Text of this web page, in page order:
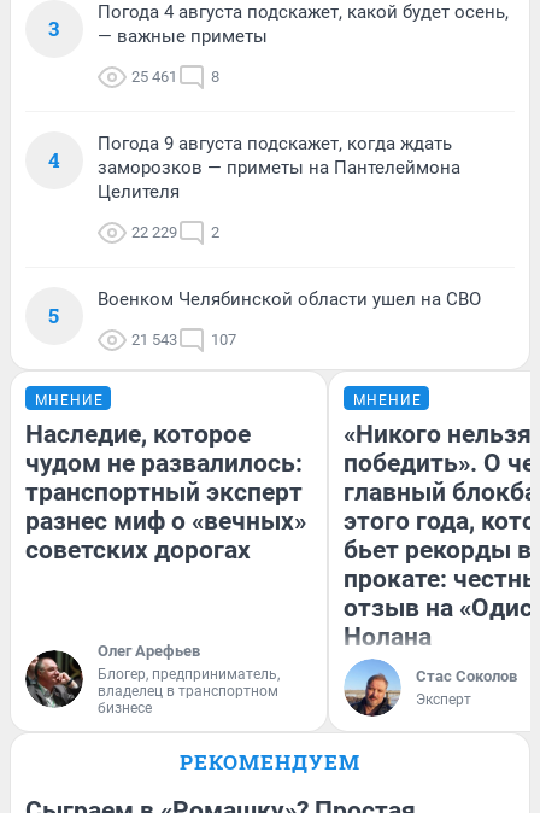
3
Погода 4 августа подскажет, какой будет осень,
— важные приметы
25 461 8
4
Погода 9 августа подскажет, когда ждать
заморозков — приметы на Пантелеймона
Целителя
22 229 2
5
Военком Челябинской области ушел на СВО
21 543 107
МНЕНИЕ
Наследие, которое
чудом не развалилось:
транспортный эксперт
разнес миф о «вечных»
советских дорогах
Олег Арефьев
Блогер, предприниматель,
владелец в транспортном
бизнесе
МНЕНИЕ
«Никого нельзя
победить». О
главный
этого года,
бьет рекорды в
прокате:
отзыв на
Нолана
Стас Соколов
Эксперт
РЕКОМЕНДУЕМ